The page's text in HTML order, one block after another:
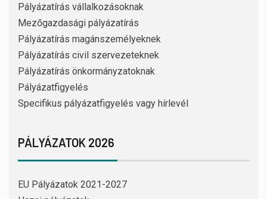
Pályázatírás vállalkozásoknak
Mezőgazdasági pályázatírás
Pályázatírás magánszemélyeknek
Pályázatírás civil szervezeteknek
Pályázatírás önkormányzatoknak
Pályázatfigyelés
Specifikus pályázatfigyelés vagy hírlevél
PÁLYÁZATOK 2026
EU Pályázatok 2021-2027